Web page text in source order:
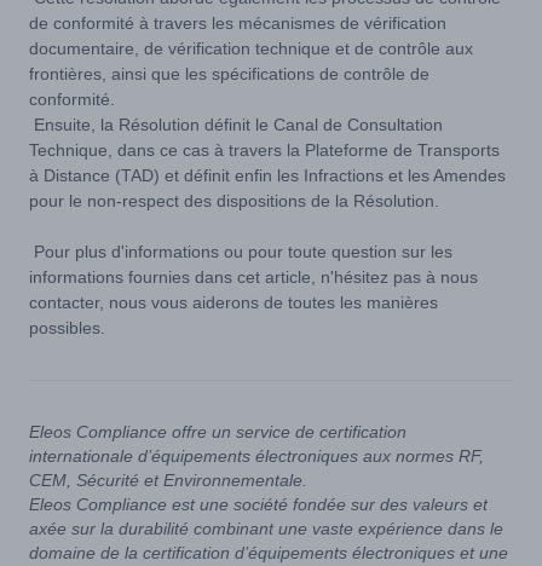
de conformité à travers les mécanismes de vérification
documentaire, de vérification technique et de contrôle aux
frontières, ainsi que les spécifications de contrôle de
conformité.
Ensuite, la Résolution définit le Canal de Consultation
Technique, dans ce cas à travers la Plateforme de Transports
à Distance (TAD) et définit enfin les Infractions et les Amendes
pour le non-respect des dispositions de la Résolution.
Pour plus d'informations ou pour toute question sur les
informations fournies dans cet article, n'hésitez pas à nous
contacter, nous vous aiderons de toutes les manières
possibles.
Eleos Compliance offre un service de certification
internationale d’équipements électroniques aux normes RF,
CEM, Sécurité et Environnementale.
Eleos Compliance est une société fondée sur des valeurs et
axée sur la durabilité combinant une vaste expérience dans le
domaine de la certification d’équipements électroniques et une